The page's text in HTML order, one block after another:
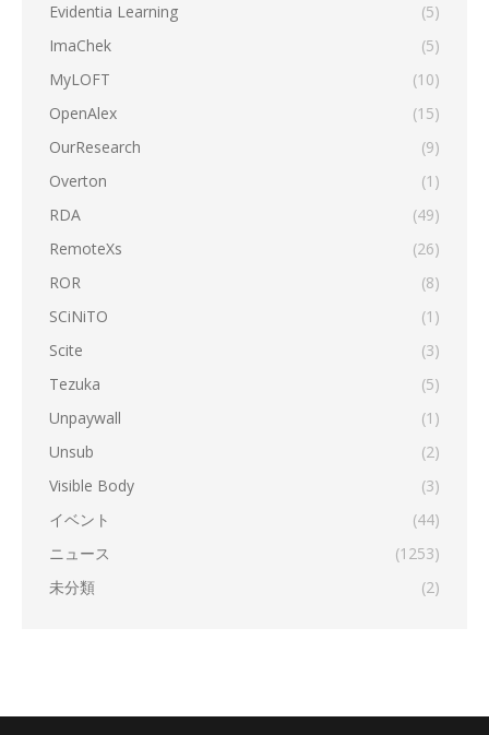
Evidentia Learning
(5)
ImaChek
(5)
MyLOFT
(10)
OpenAlex
(15)
OurResearch
(9)
Overton
(1)
RDA
(49)
RemoteXs
(26)
ROR
(8)
SCiNiTO
(1)
Scite
(3)
Tezuka
(5)
Unpaywall
(1)
Unsub
(2)
Visible Body
(3)
イベント
(44)
ニュース
(1253)
未分類
(2)